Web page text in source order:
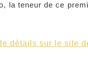
la teneur de ce
détails sur le site